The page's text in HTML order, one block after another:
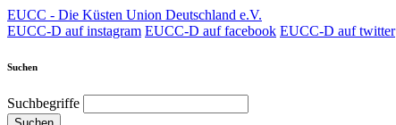
EUCC - Die Küsten Union Deutschland e.V.
EUCC-D auf instagram EUCC-D auf facebook EUCC-D auf twitter
Suchen
Suchbegriffe